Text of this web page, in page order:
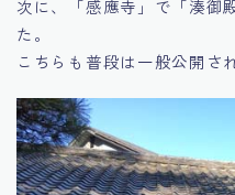
次に、「感應寺」で「湊御
た。
こちらも普段は一般公開さ